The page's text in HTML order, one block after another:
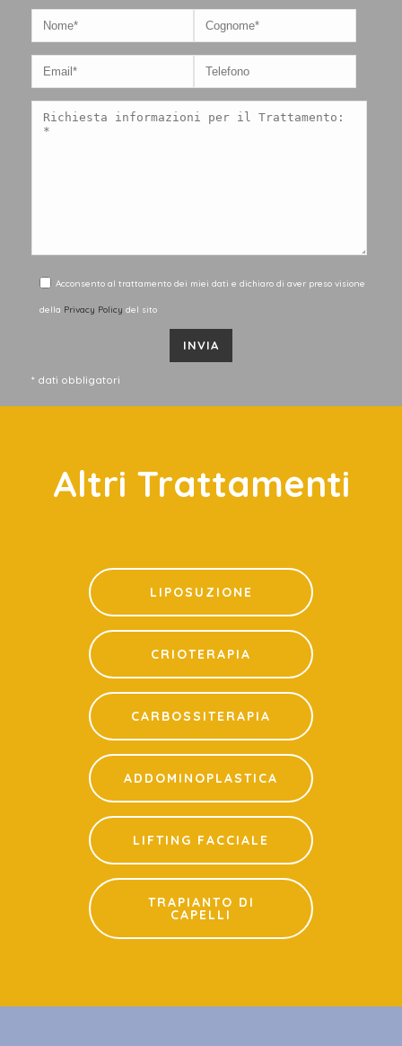
Acconsento al trattamento dei miei dati e dichiaro di aver preso visione
della Privacy Policy del sito
* dati obbligatori
Altri Trattamenti
LIPOSUZIONE
CRIOTERAPIA
CARBOSSITERAPIA
ADDOMINOPLASTICA
LIFTING FACCIALE
TRAPIANTO DI
CAPELLI